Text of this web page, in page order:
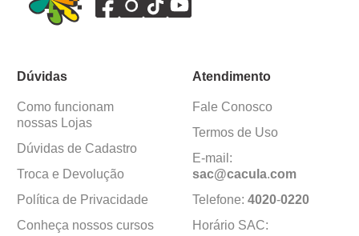
Dúvidas
Como funcionam
nossas Lojas
Dúvidas de Cadastro
Troca e Devolução
Política de Privacidade
Conheça nossos cursos
Atendimento
Fale Conosco
Termos de Uso
E-mail:
sac@cacula.com
Telefone: 4020-0220
Horário SAC: